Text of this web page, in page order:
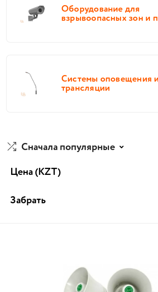
Оборудование для
взрывоопасных зон и
Системы оповещения и
трансляции
Сначала популярные
Цена(KZT)
Забрать